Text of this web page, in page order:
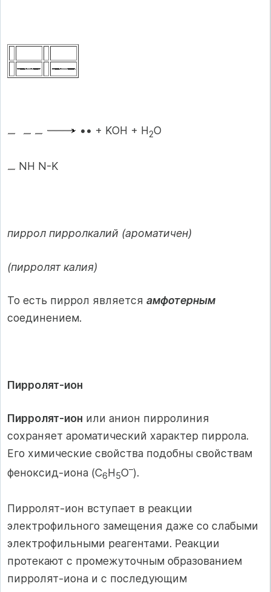
•• + KOH + H2O
NH N-K
пиррол пирролкалий (ароматичен)
(пирролят калия)
То есть пиррол является амфотерным
соединением.
Пирролят-ион
Пирролят-ион или анион пирролиния
сохраняет ароматический характер пиррола.
Его химические свойства подобны свойствам
феноксид-иона (С6Н5О–).
Пирролят-ион вступает в реакции
электрофильного замещения даже со слабыми
электрофильными реагентами. Реакции
протекают с промежуточным образованием
пирролят-иона и с последующим